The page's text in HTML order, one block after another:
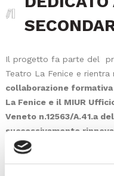
Il progetto fa parte del
Teatro La Fenice e rientra
collaborazione
La Fenice e il MIUR
Veneto n.12563/A.41.a
successivamente
Il docente potrà